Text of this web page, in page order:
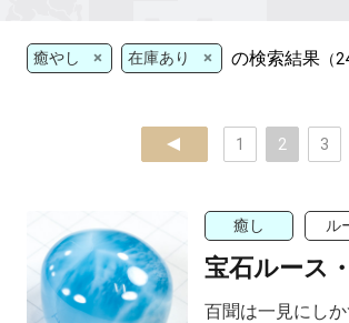
癒やし × 在庫あり × の検索結果 （
prev 1 2 3
癒し ル
宝石ルース
百聞は一見にし